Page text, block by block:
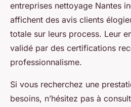
entreprises nettoyage Nantes
affichent des avis clients
totale sur leurs process. Leur
validé par des certifications
professionnalisme.
Si vous recherchez une
besoins, n’hésitez pas à